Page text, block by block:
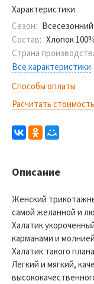
Характеристики
Сезон: Всесезонний
Состав: Хлопок
Страна
Все характеристики
Способы оплаты
Расчитать
Описание
Женский
самой желанной и
Халатик
карманами и
Халатик такого
Легкий и мягкий,